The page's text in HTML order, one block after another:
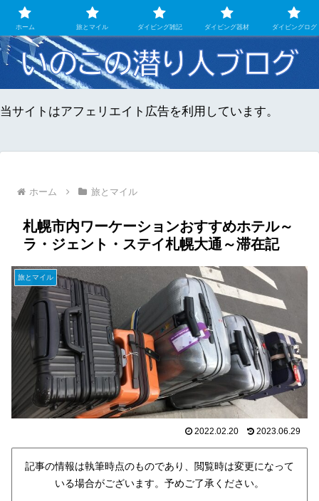
ダイビングとマイル旅のちょこっとメモ
当サイトはアフェリエイト広告を利用しています。
ホーム 旅とマイル
札幌市内ワーケーションおすすめホテル～
ラ・ジェント・ステイ札幌大通～滞在記
旅とマイル
2022.02.20 2023.06.29
記事の情報は執筆時点のものであり、閲覧時は変更になって
いる場合がございます。予めご了承ください。
ホーム 旅とマイル ダイビング雑記 ダイビング器材 ダイビングログ